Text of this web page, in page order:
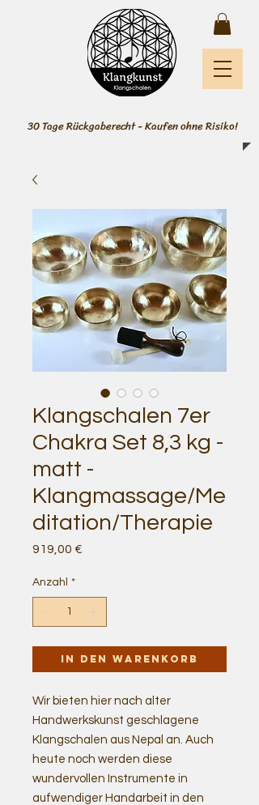
30 Tage Rückgaberecht - Kaufen ohne Risiko!
Klangschalen 7er
Chakra Set 8,3 kg -
matt -
Klangmassage/Me
ditation/Therapie
919,00 €
Anzahl *
In den Warenkorb
Wir bieten hier nach alter
Handwerkskunst geschlagene
Klangschalen aus Nepal an. Auch
heute noch werden diese
wundervollen Instrumente in
aufwendiger Handarbeit in den